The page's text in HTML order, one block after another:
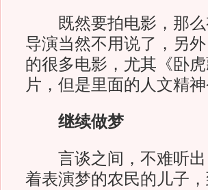
既然要拍电影，那么
导演当然不用说了，另
的很多电影，尤其《卧
片，但是里面的人文精
继续做梦
言谈之间，不难听出
着表演梦的农民的儿子